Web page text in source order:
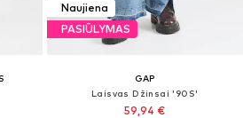
Naujiena
PASIŪLYMAS
GAP
Laisvas Džinsai '90S'
59,94 €